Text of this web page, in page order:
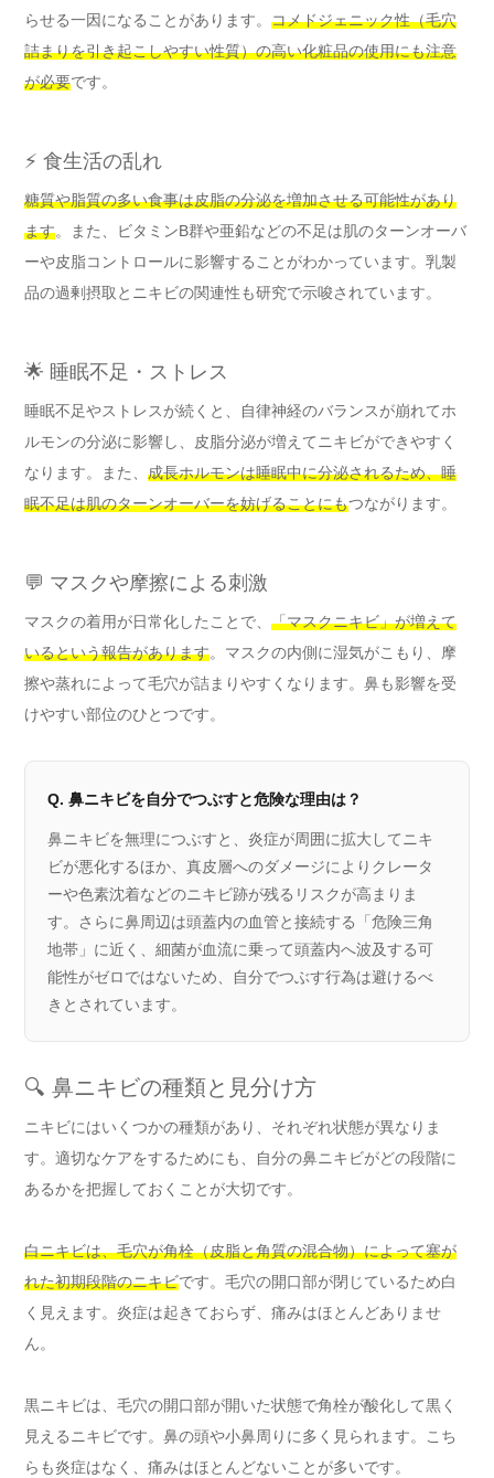
らせる一因になることがあります。 コメドジェニック性（毛穴
詰まりを引き起こしやすい性質）の高い化粧品の使用にも注意
が必要です。
⚡ 食生活の乱れ
糖質や脂質の多い食事は皮脂の分泌を増加させる可能性があり
ます。また、ビタミンB群や亜鉛などの不足は肌のターンオーバ
ーや皮脂コントロールに影響することがわかっています。乳製
品の過剰摂取とニキビの関連性も研究で示唆されています。
🌟 睡眠不足・ストレス
睡眠不足やストレスが続くと、自律神経のバランスが崩れてホ
ルモンの分泌に影響し、皮脂分泌が増えてニキビができやすく
なります。また、 成長ホルモンは睡眠中に分泌されるため、睡
眠不足は肌のターンオーバーを妨げることにもつながります。
💬 マスクや摩擦による刺激
マスクの着用が日常化したことで、 「マスクニキビ」が増えて
いるという報告があります。マスクの内側に湿気がこもり、摩
擦や蒸れによって毛穴が詰まりやすくなります。鼻も影響を受
けやすい部位のひとつです。
Q. 鼻ニキビを自分でつぶすと危険な理由は？
鼻ニキビを無理につぶすと、炎症が周囲に拡大してニキ
ビが悪化するほか、真皮層へのダメージによりクレータ
ーや色素沈着などのニキビ跡が残るリスクが高まりま
す。さらに鼻周辺は頭蓋内の血管と接続する「危険三角
地帯」に近く、細菌が血流に乗って頭蓋内へ波及する可
能性がゼロではないため、自分でつぶす行為は避けるべ
きとされています。
🔍 鼻ニキビの種類と見分け方
ニキビにはいくつかの種類があり、それぞれ状態が異なりま
す。適切なケアをするためにも、自分の鼻ニキビがどの段階に
あるかを把握しておくことが大切です。
白ニキビは、毛穴が角栓（皮脂と角質の混合物）によって塞が
れた初期段階のニキビです。毛穴の開口部が閉じているため白
く見えます。炎症は起きておらず、痛みはほとんどありませ
ん。
黒ニキビは、毛穴の開口部が開いた状態で角栓が酸化して黒く
見えるニキビです。鼻の頭や小鼻周りに多く見られます。こち
らも炎症はなく、痛みはほとんどないことが多いです。